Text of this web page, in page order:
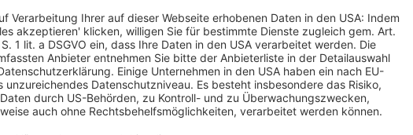
entfallen. Damit stellten im
25,1 %) der Gesamthonorare Honorare für
berücksichtigen, dass die anderen
anzusehen sind, den zweitgrößten Anteil an
dass die Steuerberatungsleistungen gegenüber
künftig entfallen werden.
bei kapitalmarktorientierten Unternehmen
innerhalb der Gruppe der “Big Four”-